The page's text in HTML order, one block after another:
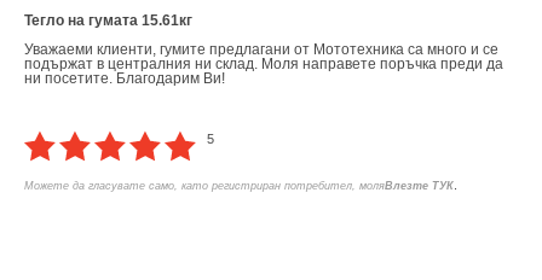
Тегло на гумата 15.61кг
Уважаеми клиенти, гумите предлагани от Мототехника са много и се
подържат в централния ни склад. Моля направете поръчка преди да
ни посетите. Благодарим Ви!
5
Можете да гласувате само, като регистриран потребител, моляВлезте ТУК